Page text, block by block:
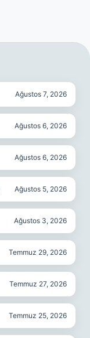
Ağustos 7, 2026
Ağustos 6, 2026
Ağustos 6, 2026
Ağustos 5, 2026
Ağustos 3, 2026
Temmuz 29, 2026
Temmuz 27, 2026
Temmuz 25, 2026